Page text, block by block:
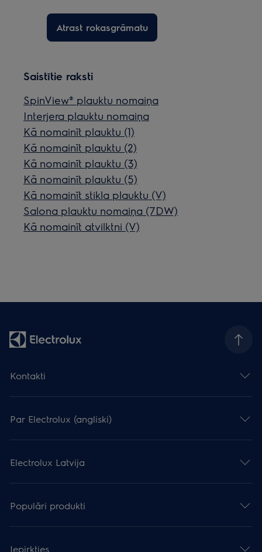
Atrast rokasgrāmatu
Saistītie raksti
SpinView® plauktu nomaiņa
Interjera plauktu nomaiņa
Kā nomainīt plauktu (1)
Kā nomainīt plauktu (2)
Kā nomainīt plauktu (3)
Kā nomainīt plauktu (5)
Kā nomainīt stikla plauktu (V)
Salona plauktu nomaiņa (7DW)
Kā nomainīt atvilktni (V)
Kontakti
Par Electrolux (angliski)
Electrolux Latvija
Populāri produkti
Iepirkties